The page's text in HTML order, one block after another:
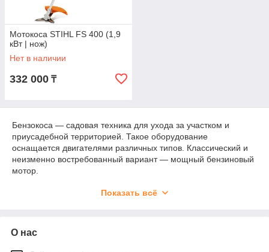
Мотокоса STIHL FS 400 (1,9
кВт | нож)
Нет в наличии
332 000 ₸
Бензокоса — садовая техника для ухода за участком и
приусадебной территорией. Такое оборудование
оснащается двигателями различных типов. Классический и
неизменно востребованный вариант — мощный бензиновый
мотор.
Предлагаем купить бензотриммер ШТИЛЬ! Мы являемся
Почему выгодно выбрать бензокосу
Показать всё
О нас